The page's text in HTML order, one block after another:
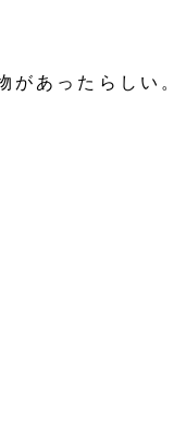
があったらしい。